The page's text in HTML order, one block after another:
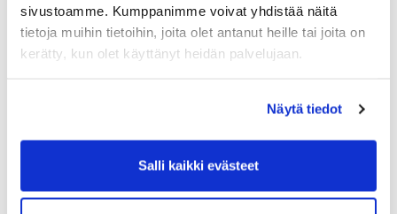
sivustoamme. Kumppanimme voivat yhdistää näitä
tietoja muihin tietoihin, joita olet antanut heille tai joita on
kerätty, kun olet käyttänyt heidän palvelujaan.
Näytä tiedot
Salli kaikki evästeet
I'd like to receive the Hartola Golf newsletter
I accept the terms of use (*)